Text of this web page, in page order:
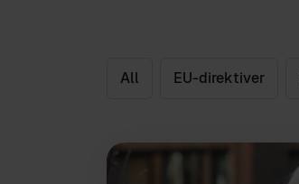
All EU-direktiver